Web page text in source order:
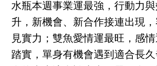
水瓶本週事業運最強，行動力
升，新機會、新合作接連出現
見實力；雙魚愛情運最旺，感
踏實，單身有機會遇到適合長久